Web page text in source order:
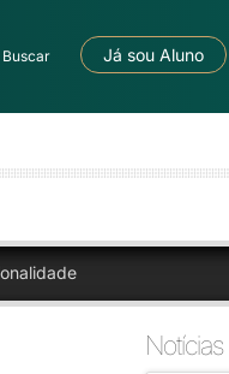
Buscar Já sou Aluno
Notícias